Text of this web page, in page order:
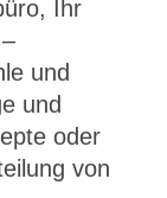
Ihr
und
und
oder
von